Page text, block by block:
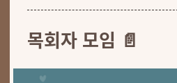
목회자 모임 📄